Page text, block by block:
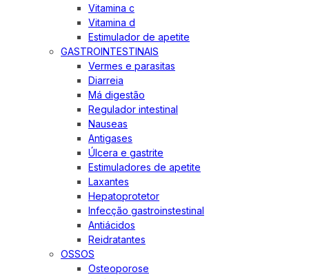
Vitamina c
Vitamina d
Estimulador de apetite
GASTROINTESTINAIS
Vermes e parasitas
Diarreia
Má digestão
Regulador intestinal
Nauseas
Antigases
Úlcera e gastrite
Estimuladores de apetite
Laxantes
Hepatoprotetor
Infecção gastroinstestinal
Antiácidos
Reidratantes
OSSOS
Osteoporose